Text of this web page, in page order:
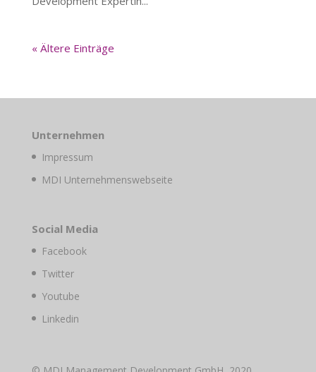
« Ältere Einträge
Unternehmen
Impressum
MDI Unternehmenswebseite
Social Media
Facebook
Twitter
Youtube
Linkedin